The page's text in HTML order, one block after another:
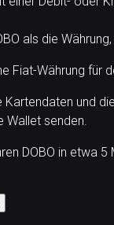
als die
Fiat-Währung für
und
Wallet senden.
DOBO in etwa 5